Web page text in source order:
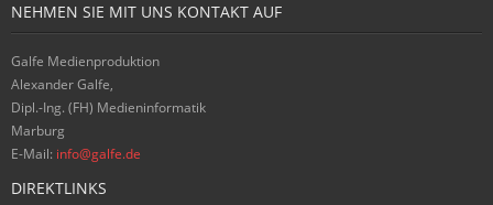
NEHMEN SIE MIT UNS KONTAKT AUF
Galfe Medienproduktion
Alexander Galfe,
Dipl.-Ing. (FH) Medieninformatik
Marburg
E-Mail: info@galfe.de
DIREKTLINKS